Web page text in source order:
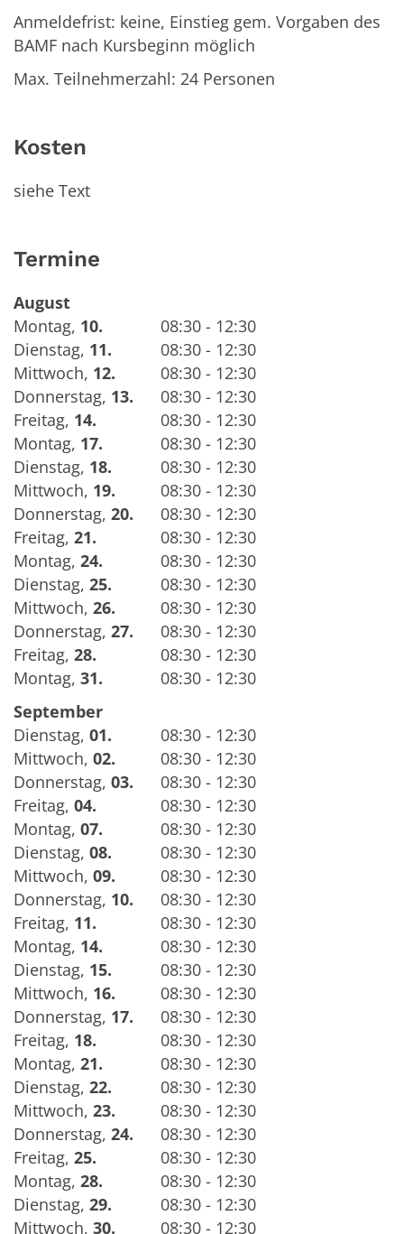
Anmeldefrist: keine, Einstieg gem. Vorgaben des
BAMF nach Kursbeginn möglich
Max. Teilnehmerzahl: 24 Personen
Kosten
siehe Text
Termine
August
Montag, 10.
08:30 - 12:30
Dienstag, 11.
08:30 - 12:30
Mittwoch, 12.
08:30 - 12:30
Donnerstag, 13.
08:30 - 12:30
Freitag, 14.
08:30 - 12:30
Montag, 17.
08:30 - 12:30
Dienstag, 18.
08:30 - 12:30
Mittwoch, 19.
08:30 - 12:30
Donnerstag, 20.
08:30 - 12:30
Freitag, 21.
08:30 - 12:30
Montag, 24.
08:30 - 12:30
Dienstag, 25.
08:30 - 12:30
Mittwoch, 26.
08:30 - 12:30
Donnerstag, 27.
08:30 - 12:30
Freitag, 28.
08:30 - 12:30
Montag, 31.
08:30 - 12:30
September
Dienstag, 01.
08:30 - 12:30
Mittwoch, 02.
08:30 - 12:30
Donnerstag, 03.
08:30 - 12:30
Freitag, 04.
08:30 - 12:30
Montag, 07.
08:30 - 12:30
Dienstag, 08.
08:30 - 12:30
Mittwoch, 09.
08:30 - 12:30
Donnerstag, 10.
08:30 - 12:30
Freitag, 11.
08:30 - 12:30
Montag, 14.
08:30 - 12:30
Dienstag, 15.
08:30 - 12:30
Mittwoch, 16.
08:30 - 12:30
Donnerstag, 17.
08:30 - 12:30
Freitag, 18.
08:30 - 12:30
Montag, 21.
08:30 - 12:30
Dienstag, 22.
08:30 - 12:30
Mittwoch, 23.
08:30 - 12:30
Donnerstag, 24.
08:30 - 12:30
Freitag, 25.
08:30 - 12:30
Montag, 28.
08:30 - 12:30
Dienstag, 29.
08:30 - 12:30
Mittwoch, 30. 08:30 - 12:30